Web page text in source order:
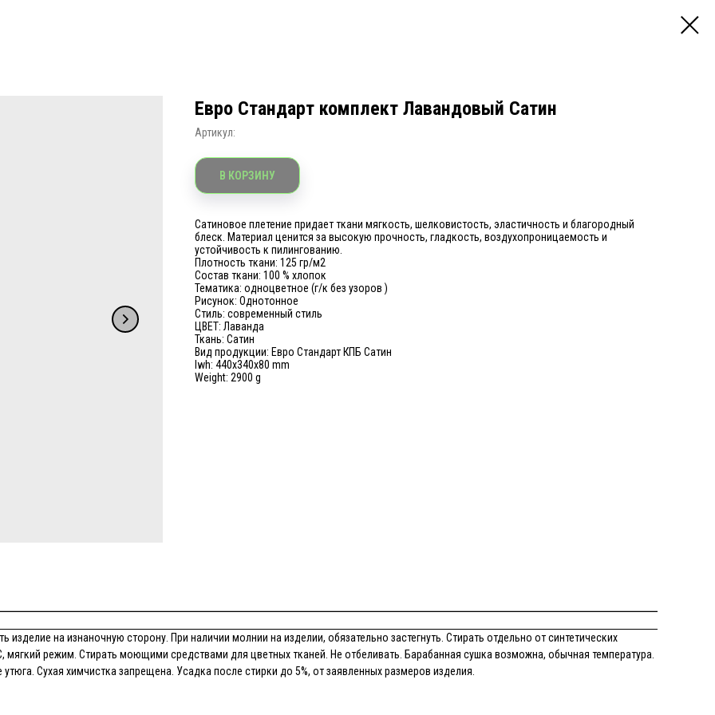
Евро Стандарт комплект Лавандовый Сатин
Артикул:
В КОРЗИНУ
Сатиновое плетение придает ткани мягкость, шелковистость, эластичность и благородный
блеск. Материал ценится за высокую прочность, гладкость, воздухопроницаемость и
устойчивость к пилингованию.
Плотность ткани: 125 гр/м2
Состав ткани: 100 % хлопок
Тематика: одноцветное (г/к без узоров )
Рисунок: Однотонное
Стиль: современный стиль
ЦВЕТ: Лаванда
Ткань: Сатин
Вид продукции: Евро Стандарт КПБ Сатин
lwh: 440x340x80 mm
Weight: 2900 g
изделие на изнаночную сторону. При наличии молнии на изделии, обязательно застегнуть. Стирать отдельно от синтетических
режим. Стирать моющими средствами для цветных тканей. Не отбеливать. Барабанная сушка возможна, обычная температура.
Сухая химчистка запрещена. Усадка после стирки до 5%, от заявленных размеров изделия.